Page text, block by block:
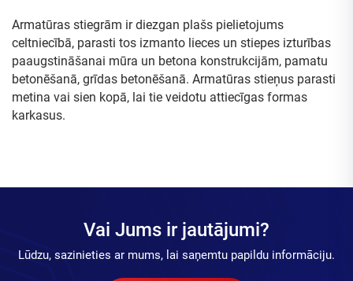
Armatūras stiegrām ir diezgan plašs pielietojums
celtniecībā, parasti tos izmanto lieces un stiepes izturības
paaugstināšanai mūra un betona konstrukcijām, pamatu
betonēšanā, grīdas betonēšanā. Armatūras stieņus parasti
metina vai sien kopā, lai tie veidotu attiecīgas formas
karkasus.
Vai Jums ir jautājumi?
Lūdzu, sazinieties ar mums, lai saņemtu papildu informāciju.